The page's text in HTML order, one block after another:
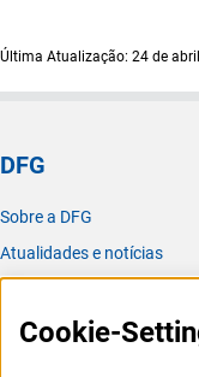
Última Atualização: 24 de
DFG
Sobre a DFG
Atualidades e notícias
Escritório para a
Cookie-